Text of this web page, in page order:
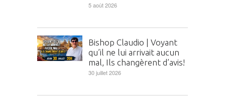
5 août 2026
Bishop Claudio | Voyant
qu’il ne lui arrivait aucun
mal, Ils changèrent d’avis!
30 juillet 2026